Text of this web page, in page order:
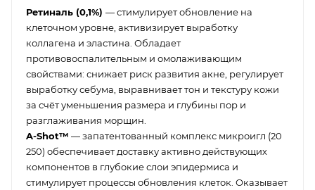
Ретиналь (0,1%) — стимулирует обновление на
клеточном уровне, активизирует выработку
коллагена и эластина. Обладает
противовоспалительным и омолаживающим
свойствами: снижает риск развития акне, регулирует
выработку себума, выравнивает тон и текстуру кожи
за счёт уменьшения размера и глубины пор и
разглаживания морщин.
A-Shot™ — запатентованный комплекс микроигл (20
250) обеспечивает доставку активно действующих
компонентов в глубокие слои эпидермиса и
стимулирует процессы обновления клеток. Оказывает